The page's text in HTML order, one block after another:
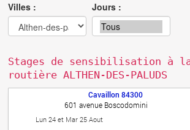
Villes : Jours :
Stages de sensibilisation à
routière ALTHEN-DES-PALUDS
Cavaillon 84300
601 avenue Boscodomini
Lun 24 et Mar 25 Aout